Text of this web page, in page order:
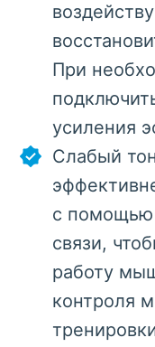
При
усиления
Слабый
с помощью
связи,
работу
контроля